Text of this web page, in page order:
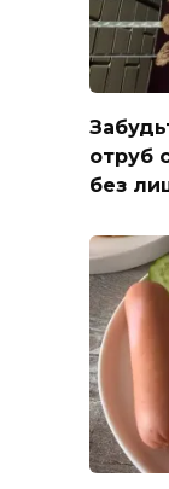
отруб
без